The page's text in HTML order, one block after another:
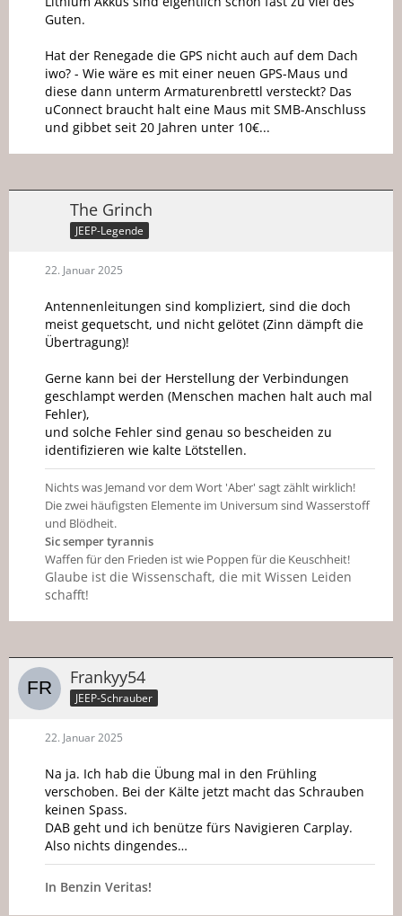
Guten.
Hat der Renegade die GPS nicht auch auf dem Dach
iwo? - Wie wäre es mit einer neuen GPS-Maus und
diese dann unterm Armaturenbrettl versteckt? Das
uConnect braucht halt eine Maus mit SMB-Anschluss
und gibbet seit 20 Jahren unter 10€...
The Grinch
JEEP-Legende
22. Januar 2025
Antennenleitungen sind kompliziert, sind die doch
meist gequetscht, und nicht gelötet (Zinn dämpft die
Übertragung)!
Gerne kann bei der Herstellung der Verbindungen
geschlampt werden (Menschen machen halt auch mal
Fehler),
und solche Fehler sind genau so bescheiden zu
identifizieren wie kalte Lötstellen.
Nichts was Jemand vor dem Wort 'Aber' sagt zählt wirklich!
Die zwei häufigsten Elemente im Universum sind Wasserstoff
und Blödheit.
Sic semper tyrannis
Waffen für den Frieden ist wie Poppen für die Keuschheit!
Glaube ist die Wissenschaft, die mit Wissen Leiden
schafft!
Frankyy54
JEEP-Schrauber
22. Januar 2025
Na ja. Ich hab die Übung mal in den Frühling
verschoben. Bei der Kälte jetzt macht das Schrauben
keinen Spass.
DAB geht und ich benütze fürs Navigieren Carplay.
Also nichts dingendes…
In Benzin Veritas!